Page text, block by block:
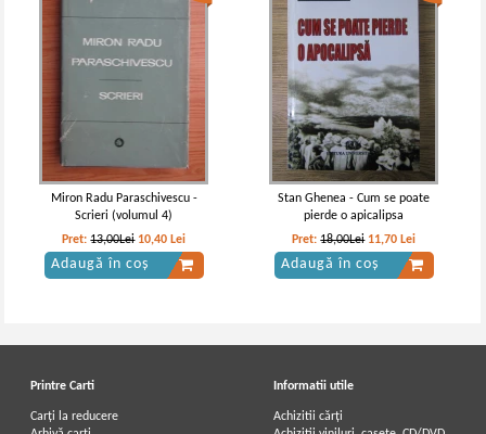
Miron Radu Paraschivescu -
Scrieri (volumul 4)
Pret:13,00Lei 10,40 Lei
Adaugă în coș
Stan Ghenea - Cum se poate
pierde o apicalipsa
Pret:18,00Lei 11,70 Lei
Adaugă în coș
Printre Carti
Carți la reducere
Informatii utile
Achizitii cărți